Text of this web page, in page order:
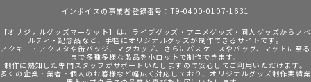
インボイスの事業者登録番号：T9-0400-0107-1631
【オリジナルグッズマーケット】は、ライブグッズ・アニメグッズ・同人グッズからノベ
ルティ・記念品など、手軽にオリジナルグッズが制作できるサイトです。
アクキー・アクスタや缶バッジ、マグカップ、さらにパスケースやバッグ、マットに至る
まで多種多様な製品を小ロットで制作できます。
制作に熟知した専門スタッフがサポートいたしますので安心してご利用いただけます。
多くの企業・業者・個人のお客様など幅広く対応しており、オリジナルグッズ制作実績業